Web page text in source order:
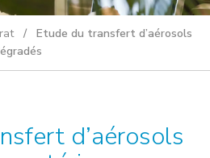
/ Etude du transfert d’aérosols
d’aérosols